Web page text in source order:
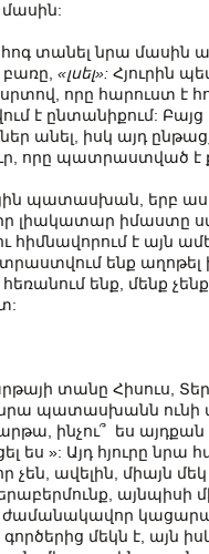
մասին:
տանել նրա մասին
«լսել»: Հյուրին
որը հարուստ է
է ընտանիքում: Բայց
անել, իսկ այդ
որը պատրաստված է
պատասխան, երբ
լիակատար իմաստը
հիմնավորում է այն
ենք աղոթել
ենք, մենք չենք
տանը Հիսուս, Տեր
նրա պատասխանն ունի
ինչու՞ ես
ես »: Այդ հյուրը
չեն, ավելին, միայն
այնպիսի
ժամանակավոր
գործերից մեկն է, այն